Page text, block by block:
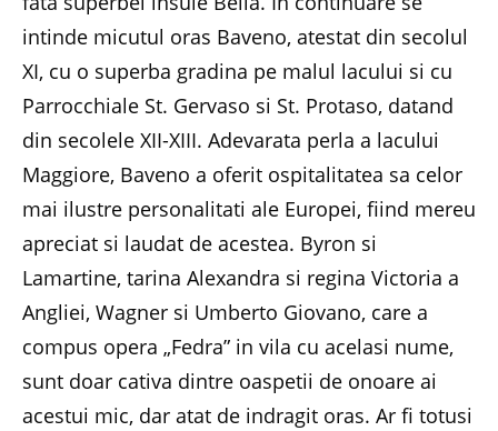
intinde micutul oras Baveno, atestat din secolul
XI, cu o superba gradina pe malul lacului si cu
Parrocchiale St. Gervaso si St. Protaso, datand
din secolele XII-XIII. Adevarata perla a lacului
Maggiore, Baveno a oferit ospitalitatea sa celor
mai ilustre personalitati ale Europei, fiind mereu
apreciat si laudat de acestea. Byron si
Lamartine, tarina Alexandra si regina Victoria a
Angliei, Wagner si Umberto Giovano, care a
compus opera „Fedra” in vila cu acelasi nume,
sunt doar cativa dintre oaspetii de onoare ai
acestui mic, dar atat de indragit oras. Ar fi totusi